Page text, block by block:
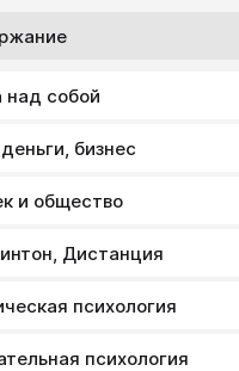
над собой
бизнес
и общество
Дистанция
психология
психология